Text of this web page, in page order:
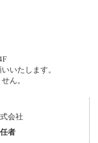
いたします。
ん。
会社
者